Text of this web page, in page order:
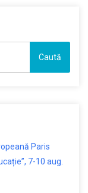
Paris
7-10 aug.